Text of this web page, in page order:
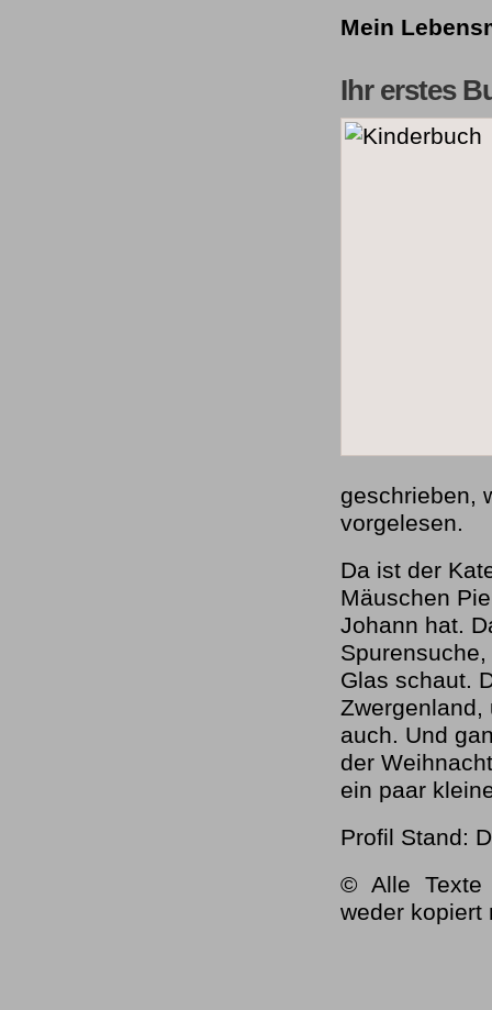
Mein
Ihr erstes
geschrieben,
vorgelesen.
Da ist der
Mäuschen
Johann hat.
Glas schaut.
Zwergenland,
auch. Und
der
ein paar
Profil Stand:
© Alle Texte
weder kopiert